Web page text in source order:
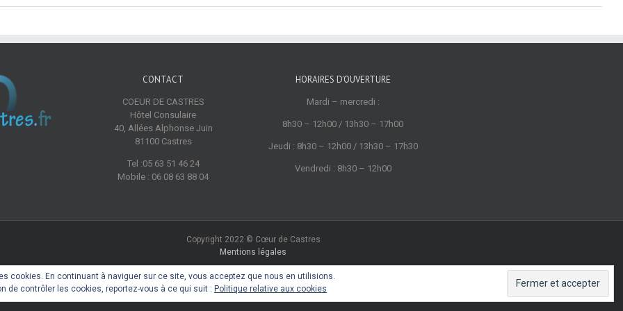
CONTACT
COEUR DE CASTRES
Hôtel Consulaire
40, Allées Alphonse Juin
81100 Castres
Tel :05 63 51 46 24
Mobile : 06 08 63 88 04
HORAIRES D’OUVERTURE
Mardi – mercredi :
8h30 – 12h00 / 13h30 – 17h00
Jeudi : 8h30 – 12h00 / 13h30 – 17h30
Vendredi : 8h30 – 12h00
Copyright 2022 © Cœur de Castres
Mentions légales
Facebook
cookies. En continuant à naviguer sur ce site, vous acceptez que nous en utilisions.
de contrôler les cookies, reportez-vous à ce qui suit : Politique relative aux cookies